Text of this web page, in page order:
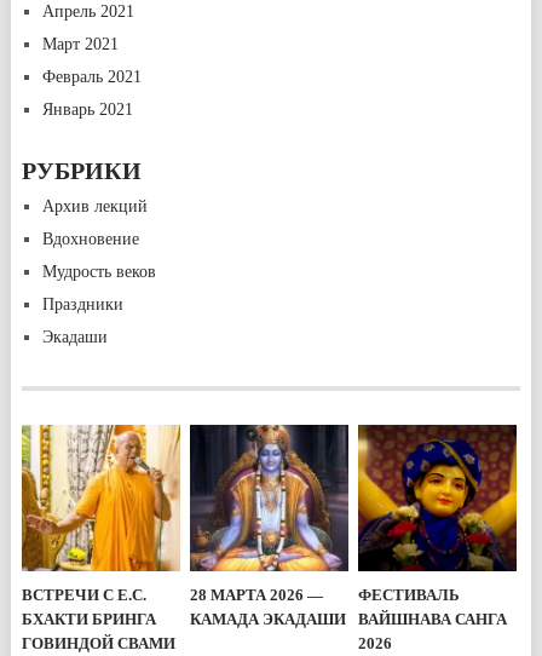
Апрель 2021
Март 2021
Февраль 2021
Январь 2021
РУБРИКИ
Архив лекций
Вдохновение
Мудрость веков
Праздники
Экадаши
ВСТРЕЧИ С Е.С.
БХАКТИ БРИНГА
ГОВИНДОЙ СВАМИ
28 МАРТА 2026 —
КАМАДА ЭКАДАШИ
ФЕСТИВАЛЬ
ВАЙШНАВА САНГА
2026